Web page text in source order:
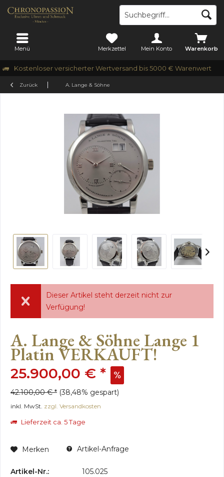
Kostenloser versicherter Wertversand bis 5000 € Warenwert
Menü Warenkorb
Merkzettel Mein Konto
Zurück A. Lange & Söhne
Dieser Artikel steht derzeit nicht zur
Verfügung!
A. Lange & Söhne Lange 1
Platin VERKAUFT!
25.900,00 € *
42.100,00 € * (38,48% gespart)
inkl. MwSt. zzgl. Versandkosten
Lieferzeit ca. 5 Tage
Merken Artikel-Anfrage
Artikel-Nr.: 105.025